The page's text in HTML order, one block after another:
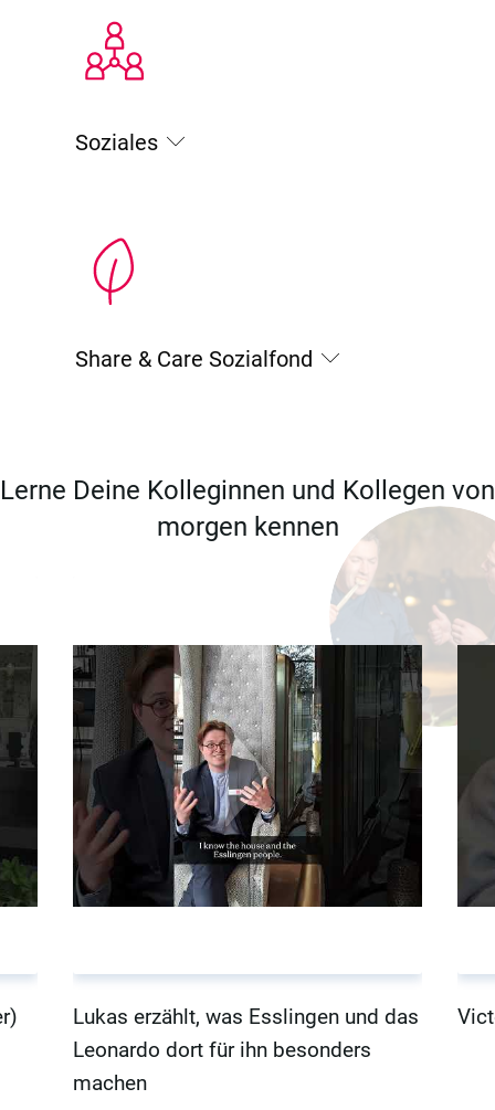
Soziales
Share & Care Sozialfond
Lerne Deine Kolleginnen und Kollegen von
morgen kennen
Lukas erzählt, was Esslingen und das
Leonardo dort für ihn besonders
machen